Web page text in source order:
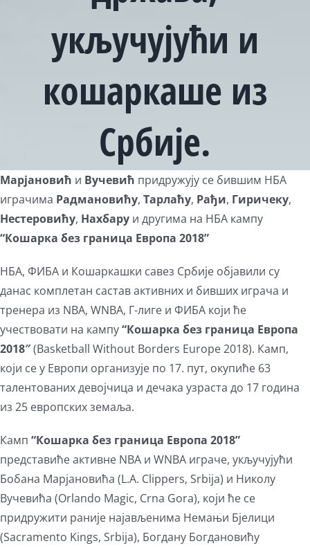
укључујући и
кошаркаше из
Србије.
View
Larger
Image
Mарјановић и Вучевић придружују се бившим НБА
играчима Радмановићу, Тарлаћу, Рађи, Гиричеку,
Нестеровићу, Нахбару и другима на НБА кампу
“Кошарка без граница Европа 2018”
НБА, ФИБА и Кошаркашки савез Србије објавили су
данас комплетан састав активних и бивших играча и
тренера из NBA, WNBA, Г-лиге и ФИБА који ће
учествовати на кампу“Кошарка без граница Европа
2018″(Basketball Without Borders Europe 2018). Камп,
који се у Европи организује по 17. пут, окупиће 63
талентованих девојчица и дечака узраста до 17 година
из 25 европских земаља.
Камп “Кошарка без граница Европа 2018”
представиће активне NBA и WNBA играче, укључујући
Бобана Марјановића (L.A. Clippers, Srbija) и Николу
Вучевића (Orlando Magic, Crna Gora), који ће се
придружити раније најављенима Немањи Бјелици
(Sacramento Kings, Srbija), Богдану Богдановићу